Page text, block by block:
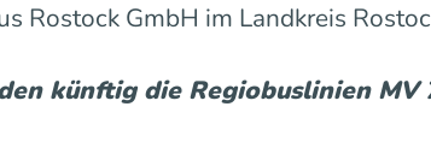
Rostock GmbH im Landkreis
künftig die Regiobuslinien MV